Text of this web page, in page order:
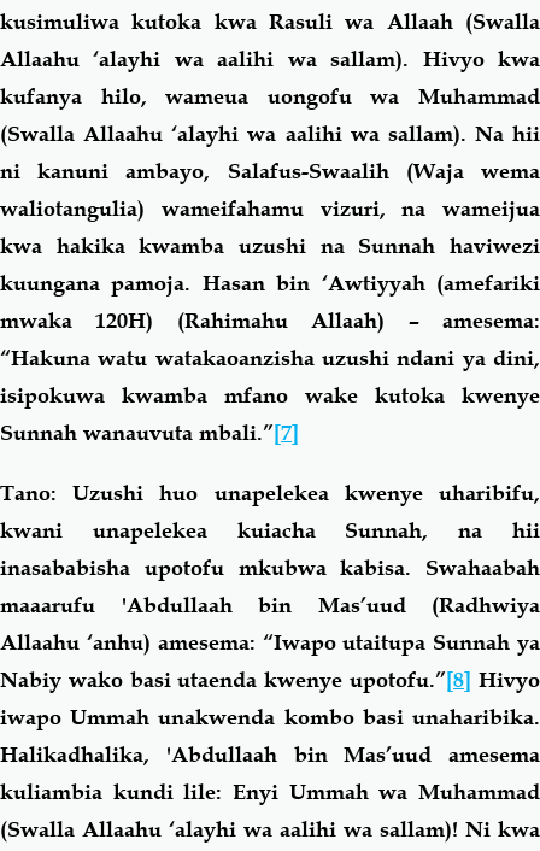
kusimuliwa kutoka kwa Rasuli wa Allaah (Swalla
Allaahu ‘alayhi wa aalihi wa sallam). Hivyo kwa
kufanya hilo, wameua uongofu wa Muhammad
(Swalla Allaahu ‘alayhi wa aalihi wa sallam). Na hii
ni kanuni ambayo, Salafus-Swaalih (Waja wema
waliotangulia) wameifahamu vizuri, na wameijua
kwa hakika kwamba uzushi na Sunnah haviwezi
kuungana pamoja. Hasan bin ‘Awtiyyah (amefariki
mwaka 120H) (Rahimahu Allaah) – amesema:
“Hakuna watu watakaoanzisha uzushi ndani ya dini,
isipokuwa kwamba mfano wake kutoka kwenye
Sunnah wanauvuta mbali.”[7]
Tano: Uzushi huo unapelekea kwenye uharibifu,
kwani unapelekea kuiacha Sunnah, na hii
inasababisha upotofu mkubwa kabisa. Swahaabah
maaarufu 'Abdullaah bin Mas’uud (Radhwiya
Allaahu ‘anhu) amesema: “Iwapo utaitupa Sunnah ya
Nabiy wako basi utaenda kwenye upotofu.”[8] Hivyo
iwapo Ummah unakwenda kombo basi unaharibika.
Halikadhalika, 'Abdullaah bin Mas’uud amesema
kuliambia kundi lile: Enyi Ummah wa Muhammad
(Swalla Allaahu ‘alayhi wa aalihi wa sallam)! Ni kwa